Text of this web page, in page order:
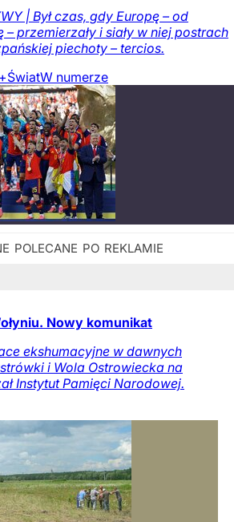
| Był czas, gdy Europę – od
przemierzały i siały w niej postrach
piechoty – tercios.
ŚwiatW numerze
Nowy komunikat
ekshumacyjne w dawnych
i Wola Ostrowiecka na
Instytut Pamięci Narodowej.